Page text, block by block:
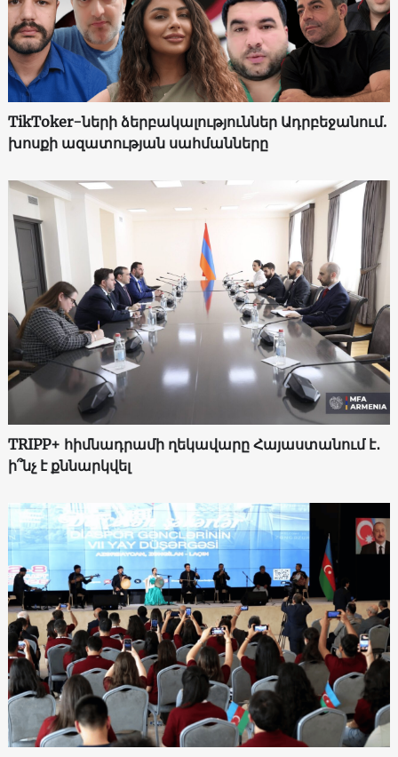
TikToker-ների ձերբակալություններ Ադրբեջանում.
խոսքի ազատության սահմանները
TRIPP+ հիմնադրամի ղեկավարը Հայաստանում է․
ի՞նչ է քննարկվել